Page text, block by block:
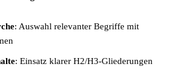
: Auswahl relevanter Begriffe mit
: Einsatz klarer H2/H3-Gliederungen